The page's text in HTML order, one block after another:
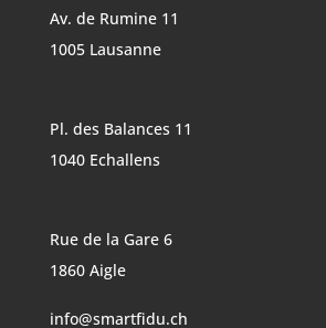
Av. de Rumine 11
1005 Lausanne
Pl. des Balances 11
1040 Echallens
Rue de la Gare 6
1860 Aigle
info@smartfidu.ch